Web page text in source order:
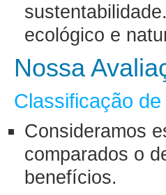
ecológico e
Nossa
Classificação
Consideramos
comparados o
benefícios.